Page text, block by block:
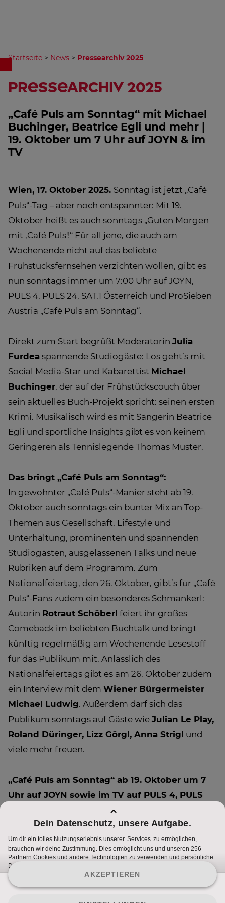
Startseite > News > Pressearchiv 2025
Pressearchiv 2025
„Café Puls am Sonntag“ mit Michael
Buchinger, Beatrice Egli und mehr |
19. Oktober um 7 Uhr auf JOYN & im
TV
Wien, 17. Oktober 2025. Sonntag ist jetzt „Café
Puls“-Tag – aber noch entspannter: Mit 19.
Oktober heißt es auch sonntags „Guten Morgen
mit ‚Café Puls'!“ Für all jene, die auch am
Wochenende nicht auf das beliebte
Frühstücksfernsehen verzichten wollen, gibt es
nun sonntags immer um 7:00 Uhr auf JOYN,
PULS 4, PULS 24, SAT.1 Österreich und ProSieben
Austria „Café Puls am Sonntag“.
Direkt zum Start begrüßt Moderatorin Julia
Furdea spannende Studiogäste: Los geht’s mit
Social Media-Star und Kabarettist Michael
Buchinger, der auf der Frühstückscouch über
sein aktuelles Buch-Projekt spricht: seinen ersten
Krimi. Musikalisch wird es mit Sängerin Beatrice
Egli und sportliche Insights gibt es von keinem
Geringeren als Tennislegende Thomas Muster.
Das bringt „Café Puls am Sonntag“:
In gewohnter „Café Puls“-Manier steht ab 19.
Oktober auch sonntags ein bunter Mix an Top-
Themen aus Gesellschaft, Lifestyle und
Unterhaltung, prominenten und spannenden
Studiogästen, ausgelassenen Talks und neue
Rubriken auf dem Programm. Zum
Nationalfeiertag, den 26. Oktober, gibt’s für „Café
Puls“-Fans zudem ein besonderes Schmankerl:
Autorin Rotraut Schöberl feiert ihr großes
Comeback im beliebten Buchtalk und bringt
künftig regelmäßig am Wochenende Lesestoff
für das Publikum mit. Anlässlich des
Nationalfeiertags gibt es am 26. Oktober zudem
ein Interview mit dem Wiener Bürgermeister
Michael Ludwig. Außerdem darf sich das
Publikum sonntags auf Gäste wie Julian Le Play,
Roland Düringer, Lizz Görgl, Anna Strigl und
viele mehr freuen.
„Café Puls am Sonntag“ ab 19. Oktober um 7
Uhr auf JOYN sowie im TV auf PULS 4, PULS
24, ProSieben Austria und SAT.1 Österreich